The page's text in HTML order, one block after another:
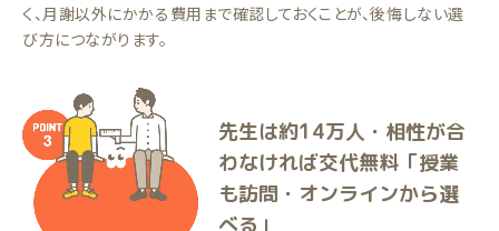
く、月謝以外にかかる費用まで確認しておくことが、後悔しない選
び方につながります。
先生は約14万人・相性が合
わなければ交代無料「授業
も訪問・オンラインから選
べる」